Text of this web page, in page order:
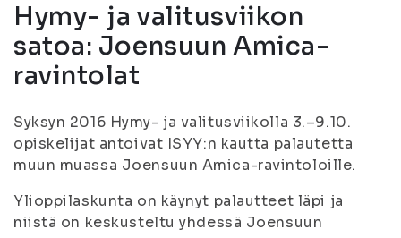
Hymy- ja valitusviikon
satoa: Joensuun Amica-
ravintolat
Syksyn 2016 Hymy- ja valitusviikolla 3.–9.10.
opiskelijat antoivat ISYY:n kautta palautetta
muun muassa Joensuun Amica-ravintoloille.
Ylioppilaskunta on käynyt palautteet läpi ja
niistä on keskusteltu yhdessä Joensuun